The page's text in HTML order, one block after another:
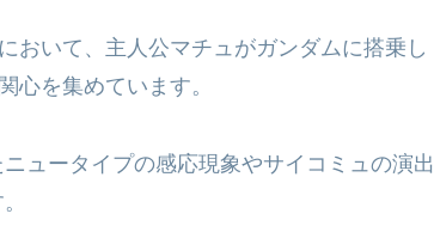
おいて、主人公マチュがガンダムに搭乗し
心を集めています。
ュータイプの感応現象やサイコミュの演出